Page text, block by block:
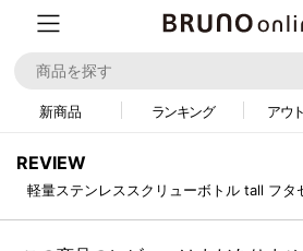
新商品 ランキング アウ
REVIEW
軽量ステンレススクリューボトル tall フタ